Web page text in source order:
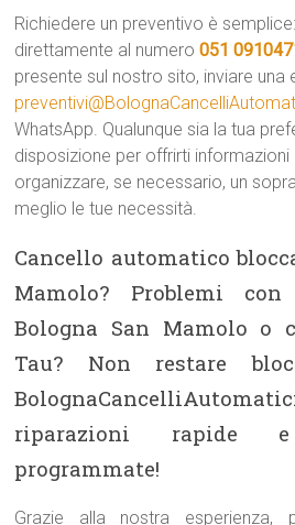
Richiedere un preventivo è
direttamente al numero051
presente sul nostro sito, inviare una
WhatsApp. Qualunque sia la tua
disposizione per offrirti
organizzare, se necessario, un
meglio le tue necessità.
Cancello automatico
Mamolo? Problemi
Bologna San Mamolo o
Tau? Non restare
riparazioni rapide e
programmate!
Grazie alla nostra esperienza,